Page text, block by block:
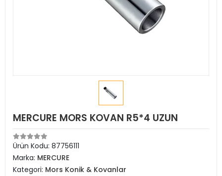
MERCURE MORS KOVAN R5*4 UZUN
Ürün Kodu: 87756111
Marka: MERCURE
Kategori: Mors Konik & Kovanlar